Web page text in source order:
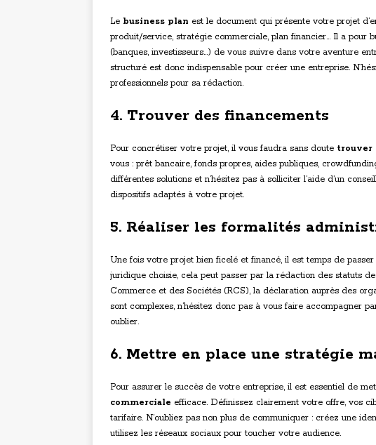
Le business plan est le document qui présente votre projet
produit/service, stratégie commerciale, plan financier… Il a pour
(banques, investisseurs…) de vous suivre dans votre aventure
structuré est donc indispensable pour créer une entreprise.
professionnels pour sa rédaction.
4. Trouver des financements
Pour concrétiser votre projet, il vous faudra sans doute trouver
vous : prêt bancaire, fonds propres, aides publiques,
différentes solutions et n’hésitez pas à solliciter l’aide d’un
dispositifs adaptés à votre projet.
5. Réaliser les formalités
Une fois votre projet bien ficelé et financé, il est temps de passer
juridique choisie, cela peut passer par la rédaction des statuts
Commerce et des Sociétés (RCS), la déclaration auprès des
sont complexes, n’hésitez donc pas à vous faire accompagner
oublier.
6. Mettre en place une stratégie
Pour assurer le succès de votre entreprise, il est essentiel de
commerciale efficace. Définissez clairement votre offre, vos
tarifaire. N’oubliez pas non plus de communiquer : créez une
utilisez les réseaux sociaux pour toucher votre audience.